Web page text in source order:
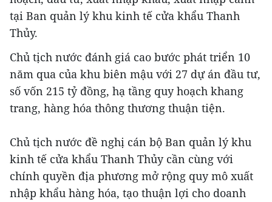
tại Ban quản lý khu kinh tế cửa khẩu Thanh
Thủy.
Chủ tịch nước đánh giá cao bước phát triển 10
năm qua của khu biên mậu với 27 dự án đầu tư,
số vốn 215 tỷ đồng, hạ tầng quy hoạch khang
trang, hàng hóa thông thương thuận tiện.
Chủ tịch nước đề nghị cán bộ Ban quản lý khu
kinh tế cửa khẩu Thanh Thủy cần cùng với
chính quyền địa phương mở rộng quy mô xuất
nhập khẩu hàng hóa, tạo thuận lợi cho doanh